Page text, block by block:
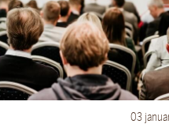
03